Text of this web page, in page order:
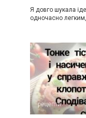
Я довго шукала
одночасно
рецепти